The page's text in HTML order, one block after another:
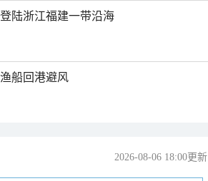
陆浙江福建一带沿海
船回港避风
2026-08-06 18:00更新